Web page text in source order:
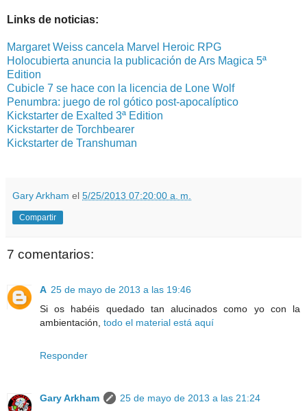
Links de noticias:
Margaret Weiss cancela Marvel Heroic RPG
Holocubierta anuncia la publicación de Ars Magica 5ª
Edition
Cubicle 7 se hace con la licencia de Lone Wolf
Penumbra: juego de rol gótico post-apocalíptico
Kickstarter de Exalted 3ª Edition
Kickstarter de Torchbearer
Kickstarter de Transhuman
Gary Arkham el 5/25/2013 07:20:00 a. m.
Compartir
7 comentarios:
A 25 de mayo de 2013 a las 19:46
Si os habéis quedado tan alucinados como yo con la
ambientación, todo el material está aquí
Responder
Gary Arkham
25 de mayo de 2013 a las 21:24